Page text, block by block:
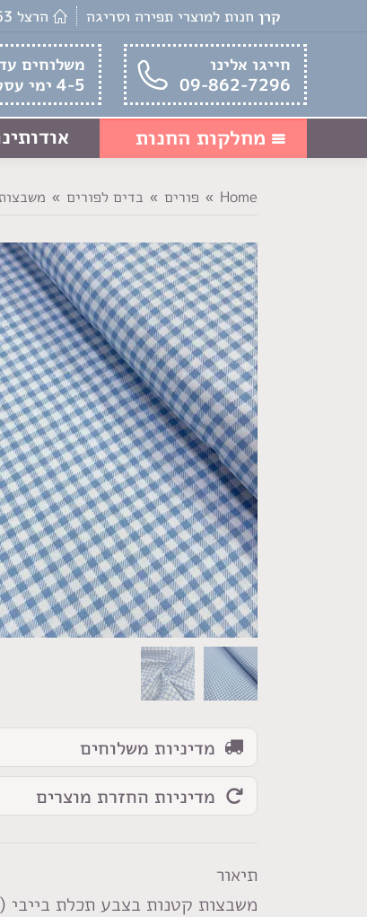
קרן חנות למוצרי תפירה וסריגה הרצל 53, נתניה
חייגו אלינו
09-862-7296
משלוחים
4-5 ימי עסקים
מחלקות החנות
You are here:
Home פורים בדים לפורים
מדיניות משלוחים
מדיניות החזרת מוצרים
תיאור
משבצות קטנות בצבע תכלת בייבי